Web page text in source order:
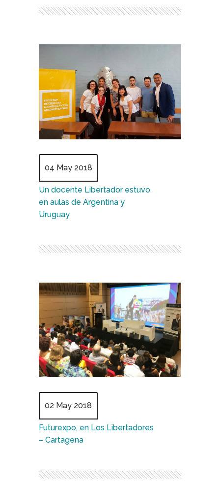
04 May 2018
Un docente Libertador estuvo
en aulas de Argentina y
Uruguay
02 May 2018
Futurexpo, en Los Libertadores
– Cartagena